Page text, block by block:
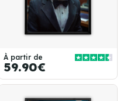
À partir de
59.90€